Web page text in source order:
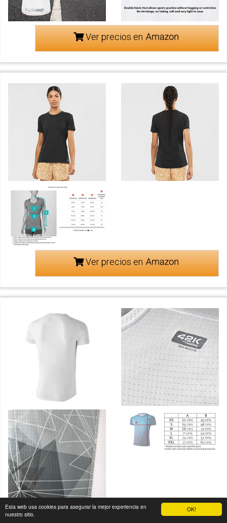
OK!
Esta web usa cookies para asegurar la mejor experiencia en
nuestro sitio.
Ver precios en
Ver precios en